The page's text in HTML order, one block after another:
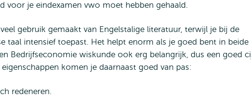
voor je eindexamen vwo moet hebben gehaald.
gebruik gemaakt van Engelstalige literatuur, terwijl je bij de
taal intensief toepast. Het helpt enorm als je goed bent in beide
Bedrijfseconomie wiskunde ook erg belangrijk, dus een goed
komen je daarnaast goed van pas:
redeneren.